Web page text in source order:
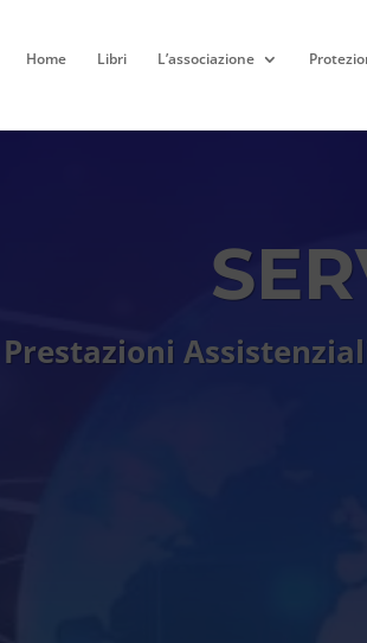
Home Libri L’associazione
Prestazioni